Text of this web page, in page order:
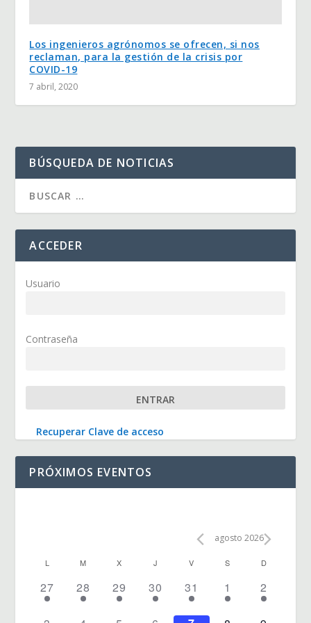
Los ingenieros agrónomos se ofrecen, si nos
reclaman, para la gestión de la crisis por
COVID-19
7 abril, 2020
BÚSQUEDA DE NOTICIAS
ACCEDER
Usuario
Contraseña
Recuperar Clave de acceso
PRÓXIMOS EVENTOS
agosto 2026
L M X J V S D
4
E
27
4
E
28
4
E
29
4
E
30
4
E
31
3
E
1
3
E
2